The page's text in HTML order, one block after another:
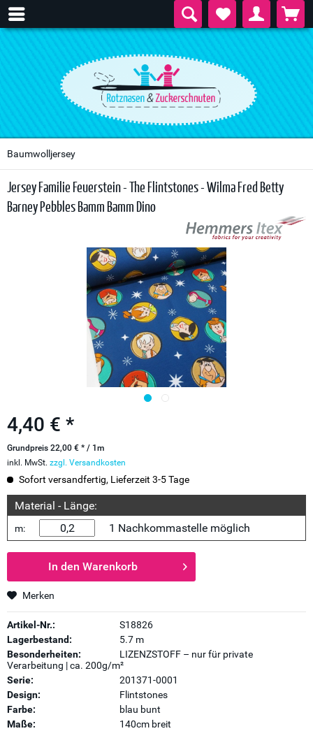
Baumwolljersey
Jersey Familie Feuerstein - The Flintstones - Wilma Fred Betty
Barney Pebbles Bamm Bamm Dino
4,40 € *
Grundpreis 22,00 € * / 1m
inkl. MwSt. zzgl. Versandkosten
Sofort versandfertig, Lieferzeit 3-5 Tage
Material - Länge:
m: 1 Nachkommastelle möglich
In den Warenkorb
Merken
Artikel-Nr.:
S18826
Lagerbestand:
5.7 m
Besonderheiten:
LIZENZSTOFF – nur für private
Verarbeitung | ca. 200g/m²
Serie:
201371-0001
Design:
Flintstones
Farbe:
blau bunt
Maße:
140cm breit